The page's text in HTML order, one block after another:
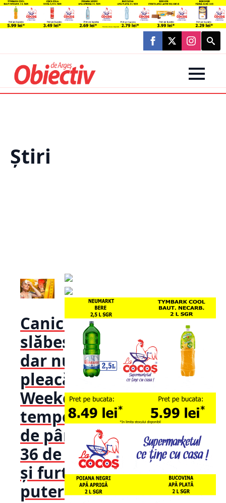
Search
for:
Știri
Canicula
slăbește,
dar nu
pleacă!
Weekend cu
temperaturi
de până la
36 de grade
și furtuni
puternice...